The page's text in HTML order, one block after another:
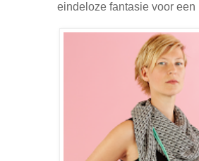
eindeloze fantasie voor een